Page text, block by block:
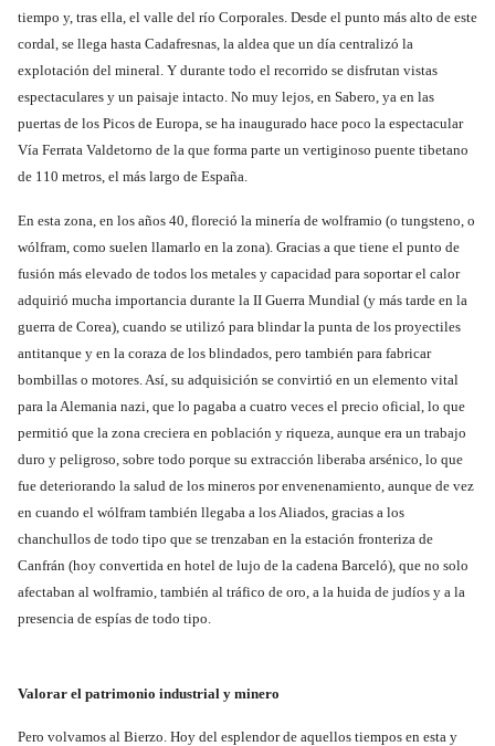
tiempo y, tras ella, el valle del río Corporales. Desde el punto más alto de este
cordal, se llega hasta Cadafresnas, la aldea que un día centralizó la
explotación del mineral. Y durante todo el recorrido se disfrutan vistas
espectaculares y un paisaje intacto. No muy lejos, en Sabero, ya en las
puertas de los Picos de Europa, se ha inaugurado hace poco la espectacular
Vía Ferrata Valdetorno de la que forma parte un vertiginoso puente tibetano
de 110 metros, el más largo de España.
En esta zona, en los años 40, floreció la minería de wolframio (o tungsteno, o
wólfram, como suelen llamarlo en la zona). Gracias a que tiene el punto de
fusión más elevado de todos los metales y capacidad para soportar el calor
adquirió mucha importancia durante la II Guerra Mundial (y más tarde en la
guerra de Corea), cuando se utilizó para blindar la punta de los proyectiles
antitanque y en la coraza de los blindados, pero también para fabricar
bombillas o motores. Así, su adquisición se convirtió en un elemento vital
para la Alemania nazi, que lo pagaba a cuatro veces el precio oficial, lo que
permitió que la zona creciera en población y riqueza, aunque era un trabajo
duro y peligroso, sobre todo porque su extracción liberaba arsénico, lo que
fue deteriorando la salud de los mineros por envenenamiento, aunque de vez
en cuando el wólfram también llegaba a los Aliados, gracias a los
chanchullos de todo tipo que se trenzaban en la estación fronteriza de
Canfrán (hoy convertida en hotel de lujo de la cadena Barceló), que no solo
afectaban al wolframio, también al tráfico de oro, a la huida de judíos y a la
presencia de espías de todo tipo.
Valorar el patrimonio industrial y minero
Pero volvamos al Bierzo. Hoy del esplendor de aquellos tiempos en esta y